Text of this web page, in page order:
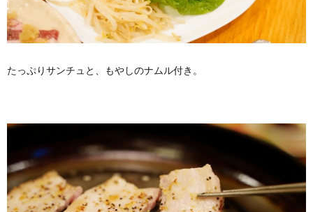
たっぷりサンチュと、もやしのナムル付き。